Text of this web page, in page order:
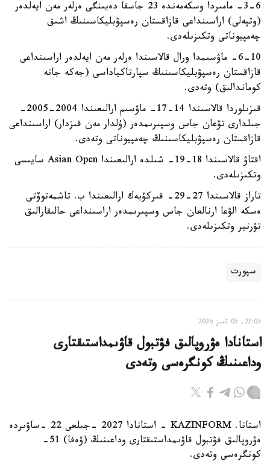
3-6- مامىردا وسكەمەندە 23 جاسقا دەيىنگى ەرلەر مەن ايەلدەر
(وتپەلى) اراسىنداعى قازاقستان رەسپۋبليكاسىنىڭ اشىق
چەمپيوناتى وتكىزىلەدى.
6-10- ماۋسىمدا ورال قالاسىندا ەرلەر مەن ايەلدەر اراسىنداعى
قازاقستان رەسپۋبليكاسىنىڭ سپارتاكياداسى (جەكە جانە
كوماندالىق) وتەدى.
قىزىلوردا قالاسىندا 14-17- ماۋسىم ارالىعىندا 2004-2005-
جىلدارى تۋعان جاس وسپىرىمدەر (ۇلدار مەن قىزدار) اراسىنداعى
قازاقستان رەسپۋبليكاسىنىڭ چەمپيوناتى وتەدى.
اقتاۋ قالاسىندا 18-19- شىلدە ارالىعىندا Asian Open سايىسى
وتكىزىلەدى.
تاراز قالاسىندا 27-29- قىركۇيەك ارالىعىندا ب. تاشمەتوۆتى
ەسكە الۋعا ارنالعان جاس وسپىرىمدەر اراسىنداعى حالىقارالىق
تۋرنير وتكىزىلەدى.
سپورت
22:05, 05 تامىز 2026
استانادا ەۋروپالىق فۋتبول قاۋىمداستىقتارى
وداعىنىڭ كونگرەسى وتەدى
استانا. KAZINFORM - استانادا 2027 -جىلعى 22 -ساۋىردە
ەۋروپالىق فۋتبول قاۋىمداستىقتارى وداعىنىڭ (ۋەفا) 51-
كونگرەسى وتەدى.